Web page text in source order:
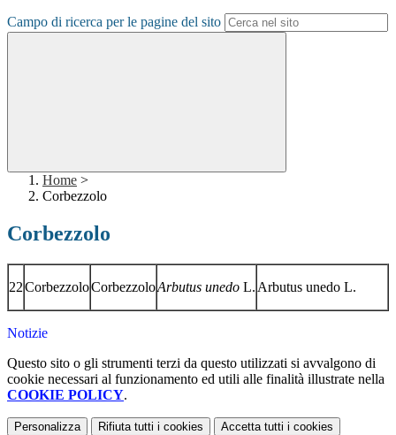
Campo di ricerca per le pagine del sito
Home >
Corbezzolo
Corbezzolo
22CorbezzoloCorbezzoloArbutus unedo L. Arbutus unedo L.
Notizie
Questo sito o gli strumenti terzi da questo utilizzati si avvalgono di
cookie necessari al funzionamento ed utili alle finalità illustrate nella
COOKIE POLICY.
Personalizza Rifiuta tutti i cookies Accetta tutti i cookies